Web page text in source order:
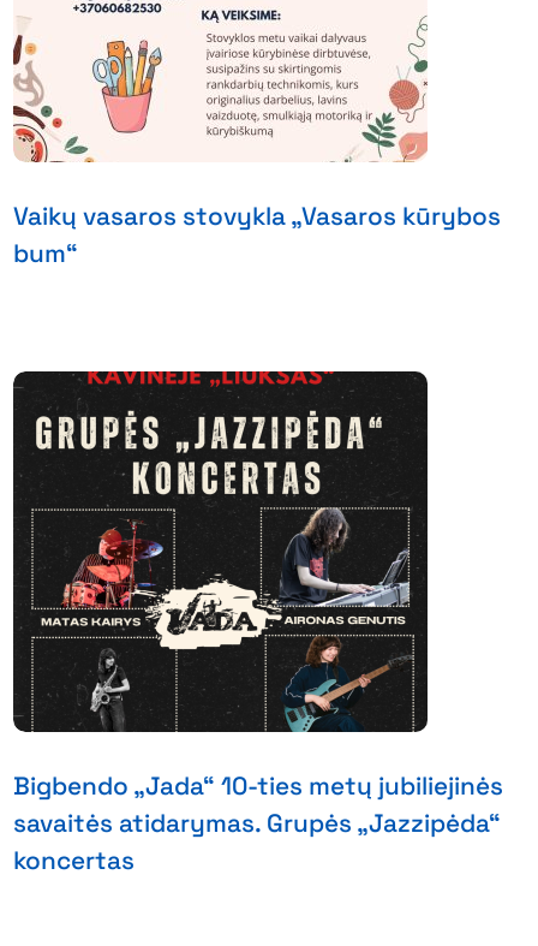
Vaikų vasaros stovykla „Vasaros kūrybos
bum“
Bigbendo „Jada“ 10-ties metų jubiliejinės
savaitės atidarymas. Grupės „Jazzipėda“
koncertas